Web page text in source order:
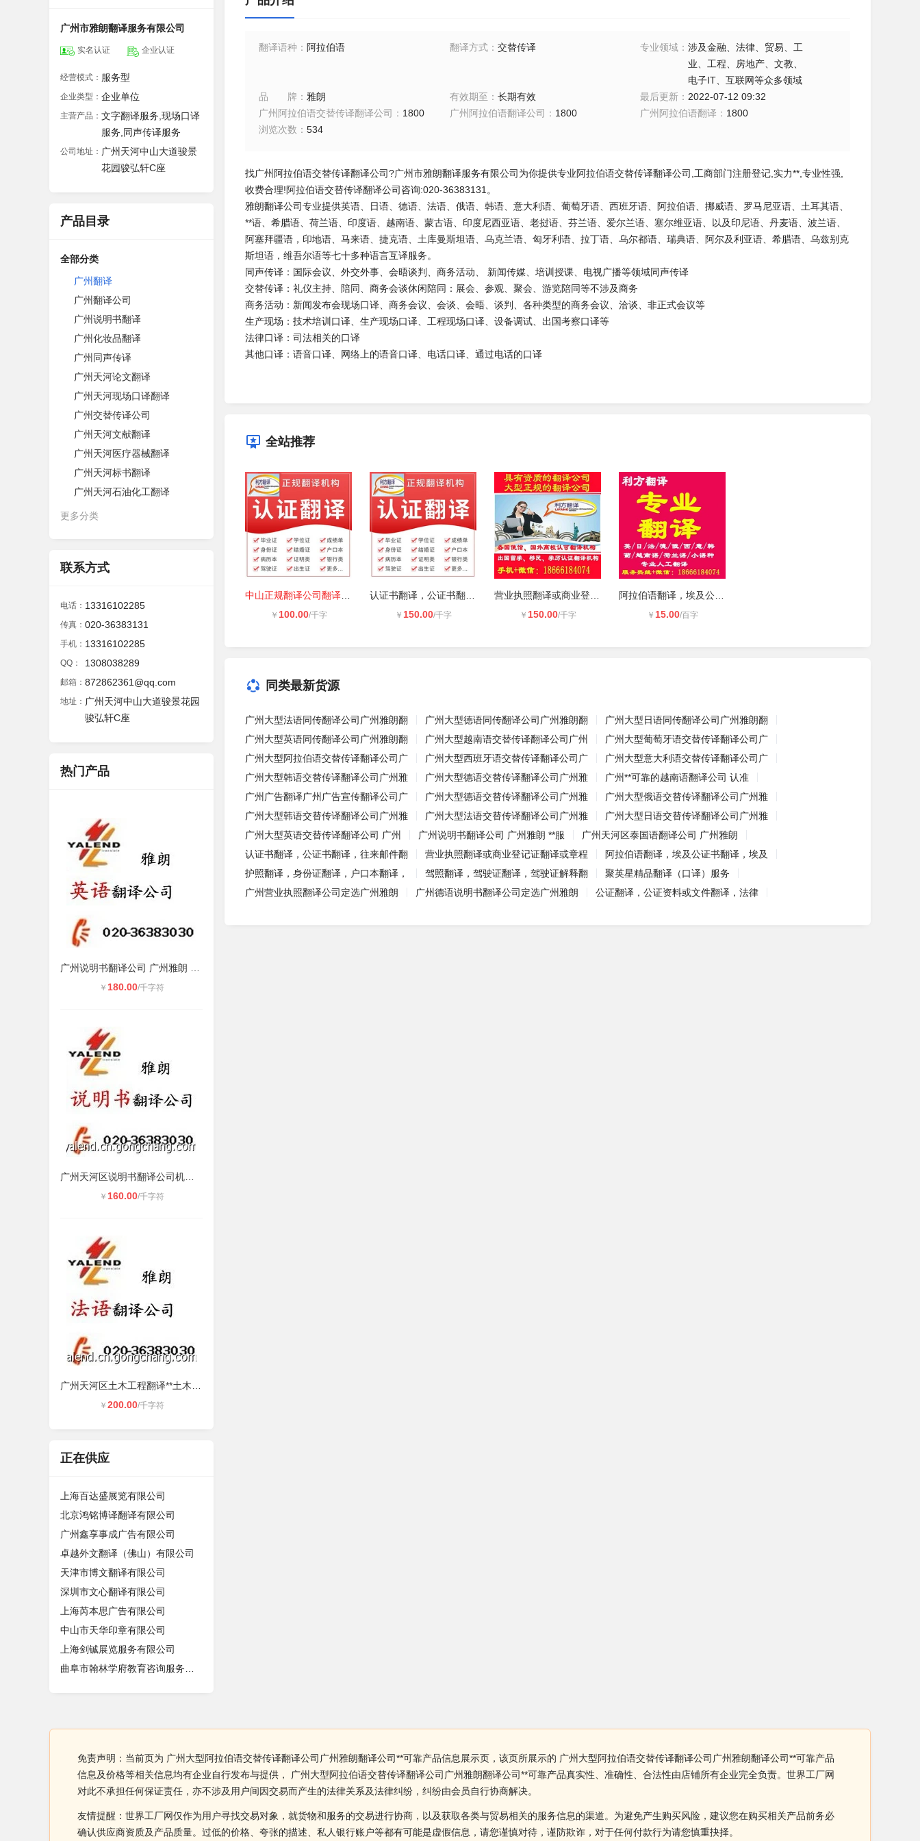
广州市雅朗翻译服务有限公司
实名认证 企业认证
经营模式： 服务型
企业类型： 企业单位
主营产品： 文字翻译服务,现场口译
服务,同声传译服务
公司地址： 广州天河中山大道骏景
花园骏弘轩C座
产品目录
全部分类
广州翻译
广州翻译公司
广州说明书翻译
广州化妆品翻译
广州同声传译
广州天河论文翻译
广州天河现场口译翻译
广州交替传译公司
广州天河文献翻译
广州天河医疗器械翻译
广州天河标书翻译
广州天河石油化工翻译
更多分类
联系方式
电话： 13316102285
传真： 020-36383131
手机： 13316102285
QQ： 1308038289
邮箱： 872862361@qq.com
地址： 广州天河中山大道骏景花园
骏弘轩C座
热门产品
￥ 180.00/千字符
￥ 160.00/千字符
￥ 200.00/千字符
正在供应
上海百达盛展览有限公司
北京鸿铭博译翻译有限公司
广州鑫享事成广告有限公司
卓越外文翻译（佛山）有限公司
天津市博文翻译有限公司
深圳市文心翻译有限公司
上海芮本思广告有限公司
中山市天华印章有限公司
上海剑铖展览服务有限公司
翻译语种 ： 阿拉伯语 翻译方式： 交替传译 专业领域 ：涉及金融、法律、贸易、工
业、工程、房地产、文教、
电子IT、互联网等众多领域
品牌 ： 雅朗 有效期至 ： 长期有效 最后更新 ： 2022-07-12 09:32
广州阿拉伯语交替传译翻译公司 ： 1800 广州阿拉伯语翻译公司 ： 1800 广州阿拉伯语翻译 ： 1800
浏览次数 ： 534
找广州阿拉伯语交替传译翻译公司?广州市雅朗翻译服务有限公司为你提供专业阿拉伯语交替传译翻译公司 工商部门注册登记 实力** 专业性强
收费合理!阿拉伯语交替传译翻译公司咨询:020-36383131 。
雅朗翻译公司专业提供英语、日语、德语、法语、俄语、韩语、意大利语、葡萄牙语、西班牙语、阿拉伯语、挪威语、罗马尼亚语、土耳其语、
**语、希腊语、荷兰语、印度语、越南语、蒙古语、印度尼西亚语、老挝语、芬兰语、爱尔兰语、塞尔维亚语、以及印尼语、丹麦语、波兰语、
阿塞拜疆语，印地语、马来语、捷克语、土库曼斯坦语、乌克兰语、匈牙利语、拉丁语、乌尔都语、瑞典语、阿尔及利亚语、希腊语、乌兹别克
斯坦语，维吾尔语等七十多种语言互译服务。
同声传译：国际会议、外交外事、会晤谈判、商务活动、
新闻传媒、培训授课、电视广播等领域同声传译
交替传译：礼仪主持、陪同、商务会谈休闲陪同：展会、参观、聚会、游览陪同等不涉及商务
商务活动：新闻发布会现场口译、商务会议、会谈、会晤、谈判、各种类型的商务会议、洽谈、非正式会议等
生产现场：技术培训口译、生产现场口译、工程现场口译、设备调试、出国考察口译等
法律口译：司法相关的口译
其他口译：语音口译、网络上的语音口译、电话口译、通过电话的口译
全站推荐
￥ 100.00/千字 ￥ 150.00/千字 ￥ 150.00/千字 ￥ 15.00/百字
同类最新货源
广州大型法语同传翻译公司广州雅朗翻 广州大型德语同传翻译公司广州雅朗翻
广州大型日语同传翻译公司广州雅朗翻
广州大型英语同传翻译公司广州雅朗翻
广州大型越南语交替传译翻译公司广州
广州大型葡萄牙语交替传译翻译公司广
广州大型阿拉伯语交替传译翻译公司广
广州大型西班牙语交替传译翻译公司广
广州大型意大利语交替传译翻译公司广
广州大型韩语交替传译翻译公司广州雅
广州大型德语交替传译翻译公司广州雅
广州**可靠的越南语翻译公司 认准
广州广告翻译广州广告宣传翻译公司广
广州大型德语交替传译翻译公司广州雅
广州大型俄语交替传译翻译公司广州雅
广州大型韩语交替传译翻译公司广州雅
广州大型法语交替传译翻译公司广州雅
广州大型日语交替传译翻译公司广州雅
广州大型英语交替传译翻译公司 广州
广州说明书翻译公司 广州雅朗 **服
广州天河区泰国语翻译公司 广州雅朗
认证书翻译，公证书翻译，往来邮件翻
营业执照翻译或商业登记证翻译或章程
阿拉伯语翻译，埃及公证书翻译，埃及
护照翻译，身份证翻译，户口本翻译，
驾照翻译，驾驶证翻译，驾驶证解释翻
聚英星精品翻译（口译）服务
广州营业执照翻译公司定选广州雅朗
广州德语说明书翻译公司定选广州雅朗 公证翻译，公证资料或文件翻译，法律
免责声明：当前页为 广州大型阿拉伯语交替传译翻译公司广州雅朗翻译公司**可靠产品信息展示页，该页所展示的 广州大型阿拉伯语交替传译翻译公司广州雅朗翻译公司**可靠产品
信息及价格等相关信息均有企业自行发布与提供， 广州大型阿拉伯语交替传译翻译公司广州雅朗翻译公司**可靠产品真实性、准确性、合法性由店铺所有企业完全负责。世界工厂网
对此不承担任何保证责任，亦不涉及用户间因交易而产生的法律关系及法律纠纷，纠纷由会员自行协商解决。
友情提醒：世界工厂网仅作为用户寻找交易对象，就货物和服务的交易进行协商，以及获取各类与贸易相关的服务信息的渠道。为避免产生购买风险，建议您在购买相关产品前务必
确认供应商资质及产品质量。过低的价格、夸张的描述、私人银行账户等都有可能是虚假信息，请您谨慎对待，谨防欺诈，对于任何付款行为请您慎重抉择。